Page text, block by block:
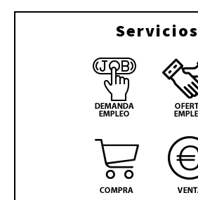
Servicios